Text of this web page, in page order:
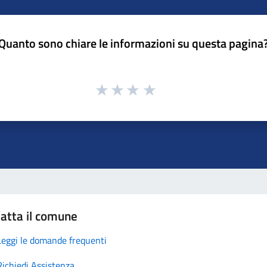
sono chiare le informazioni su questa
il comune
le domande frequenti